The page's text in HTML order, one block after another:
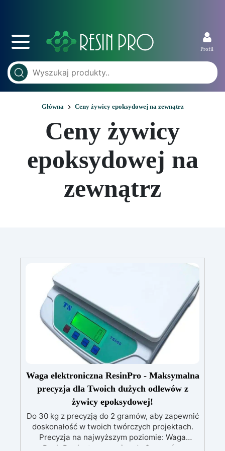
Profil
Główna Ceny żywicy epoksydowej na zewnątrz
Ceny żywicy
epoksydowej na
zewnątrz
Waga elektroniczna ResinPro - Maksymalna
precyzja dla Twoich dużych odlewów z
żywicy epoksydowej!
Do 30 kg z precyzją do 2 gramów, aby zapewnić
doskonałość w twoich twórczych projektach.
Precyzja na najwyższym poziomie: Waga
ResinPro jest precyzyjna do 2 gramów,